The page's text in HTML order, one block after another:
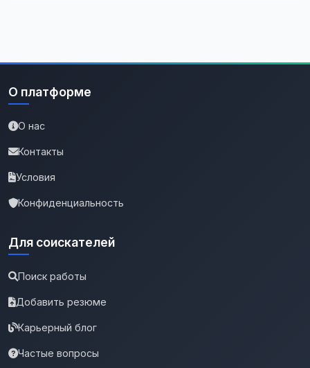
О платформе
О нас
Контакты
Условия
Конфиденциальность
Для соискателей
Поиск работы
Добавить резюме
Карьерный блог
Частые вопросы